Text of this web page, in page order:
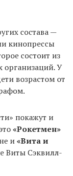
состава —
кинопрессы
состоит из
организаций. У
возрастом от
покажут и
«Рокетмен»
и«Вита и
Виты Сэквилл-